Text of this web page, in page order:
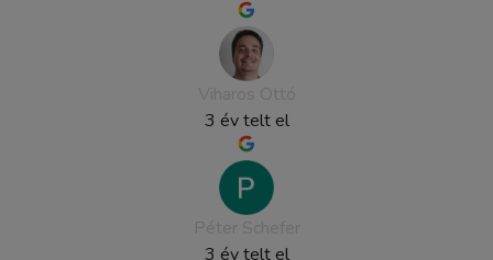
3 év telt el
3 év telt el